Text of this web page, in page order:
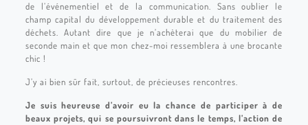
de l’événementiel et de la communication. Sans oublier le
champ capital du développement durable et du traitement des
déchets. Autant dire que je n’achèterai que du mobilier de
seconde main et que mon chez-moi ressemblera à une brocante
chic !
J’y ai bien sûr fait, surtout, de précieuses rencontres.
Je suis heureuse d’avoir eu la chance de participer à de
beaux projets, qui se poursuivront dans le temps, l’action de